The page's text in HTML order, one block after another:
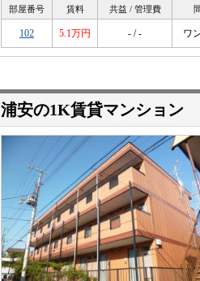
部屋番号 賃料 共益 / 管理費
102 5.1万円 - / - ワ
浦安の1K賃貸マンション